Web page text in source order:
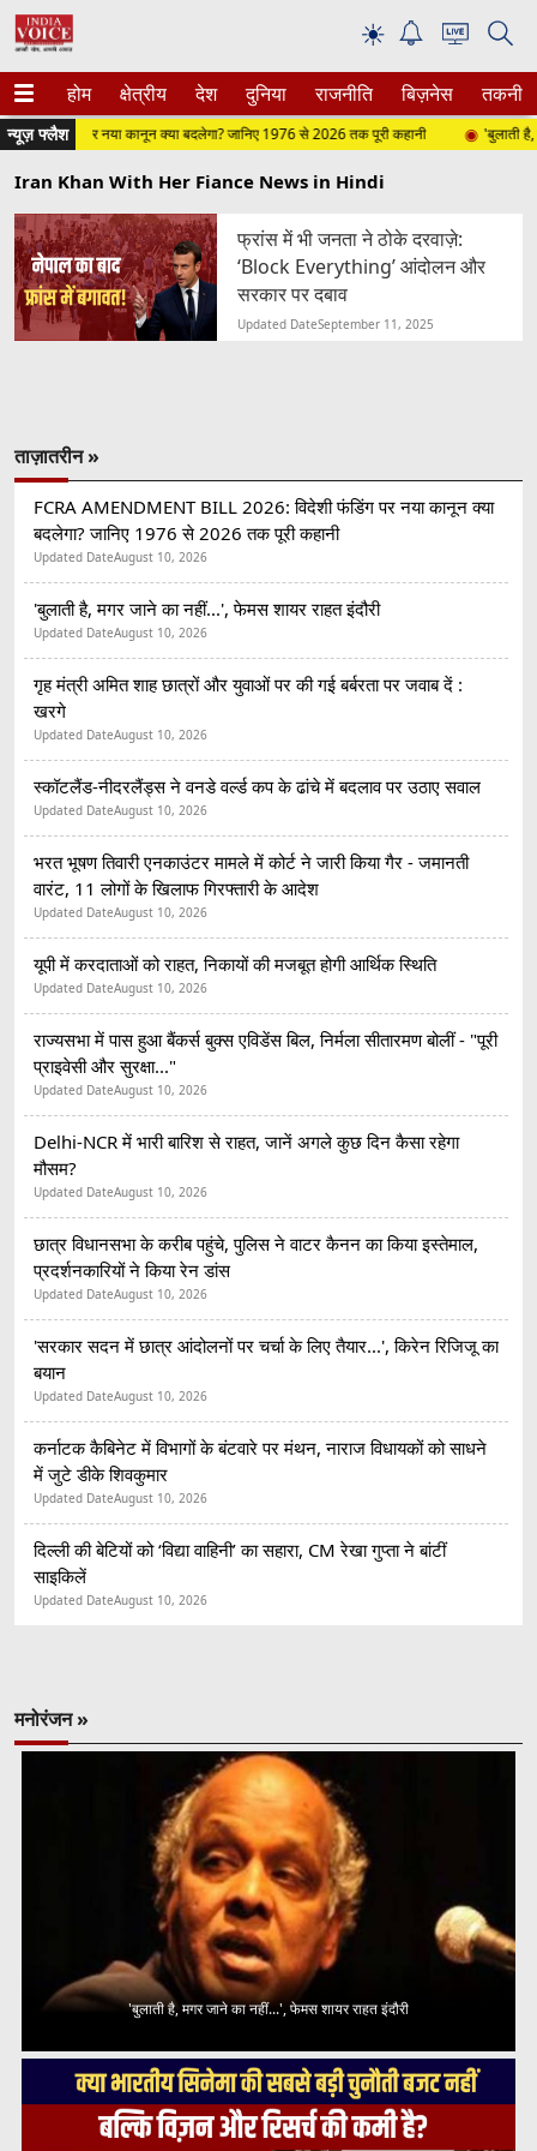
☀
होम क्षेत्रीय देश दुनिया राजनीति बिज़नेस तकनीक
न्यूज़ फ्लैश
फंडिंग पर नया कानून क्या बदलेगा? जानिए 1976 से 2026 तक पूरी कहानी 'बुलाती है,
Iran Khan With Her Fiance News in Hindi
फ्रांस में भी जनता ने ठोके दरवाज़े:
‘Block Everything’ आंदोलन और
सरकार पर दबाव
Updated DateSeptember 11, 2025
ताज़ातरीन »
FCRA AMENDMENT BILL 2026: विदेशी फंडिंग पर नया कानून क्या
बदलेगा? जानिए 1976 से 2026 तक पूरी कहानी
Updated DateAugust 10, 2026
'बुलाती है, मगर जाने का नहीं...', फेमस शायर राहत इंदौरी
Updated DateAugust 10, 2026
गृह मंत्री अमित शाह छात्रों और युवाओं पर की गई बर्बरता पर जवाब दें :
खरगे
Updated DateAugust 10, 2026
स्कॉटलैंड-नीदरलैंड्स ने वनडे वर्ल्ड कप के ढांचे में बदलाव पर उठाए सवाल
Updated DateAugust 10, 2026
भरत भूषण तिवारी एनकाउंटर मामले में कोर्ट ने जारी किया गैर - जमानती
वारंट, 11 लोगों के खिलाफ गिरफ्तारी के आदेश
Updated DateAugust 10, 2026
यूपी में करदाताओं को राहत, निकायों की मजबूत होगी आर्थिक स्थिति
Updated DateAugust 10, 2026
राज्यसभा में पास हुआ बैंकर्स बुक्स एविडेंस बिल, निर्मला सीतारमण बोलीं - "पूरी
प्राइवेसी और सुरक्षा..."
Updated DateAugust 10, 2026
Delhi-NCR में भारी बारिश से राहत, जानें अगले कुछ दिन कैसा रहेगा
मौसम?
Updated DateAugust 10, 2026
छात्र विधानसभा के करीब पहुंचे, पुलिस ने वाटर कैनन का किया इस्तेमाल,
प्रदर्शनकारियों ने किया रेन डांस
Updated DateAugust 10, 2026
'सरकार सदन में छात्र आंदोलनों पर चर्चा के लिए तैयार...', किरेन रिजिजू का
बयान
Updated DateAugust 10, 2026
कर्नाटक कैबिनेट में विभागों के बंटवारे पर मंथन, नाराज विधायकों को साधने
में जुटे डीके शिवकुमार
Updated DateAugust 10, 2026
दिल्ली की बेटियों को ‘विद्या वाहिनी’ का सहारा, CM रेखा गुप्ता ने बांटीं
साइकिलें
Updated DateAugust 10, 2026
मनोरंजन »
'बुलाती है, मगर जाने का नहीं...', फेमस शायर राहत इंदौरी